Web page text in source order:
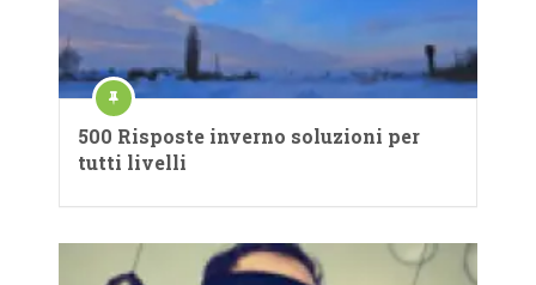
500 Risposte inverno soluzioni per
tutti livelli